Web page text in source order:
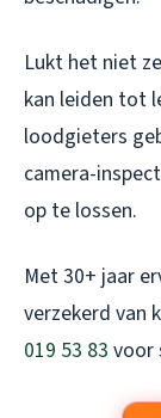
Lukt het niet
kan leiden tot
loodgieters
camera-
op te lossen.
Met 30+ jaar
verzekerd van
019 53 83 voor